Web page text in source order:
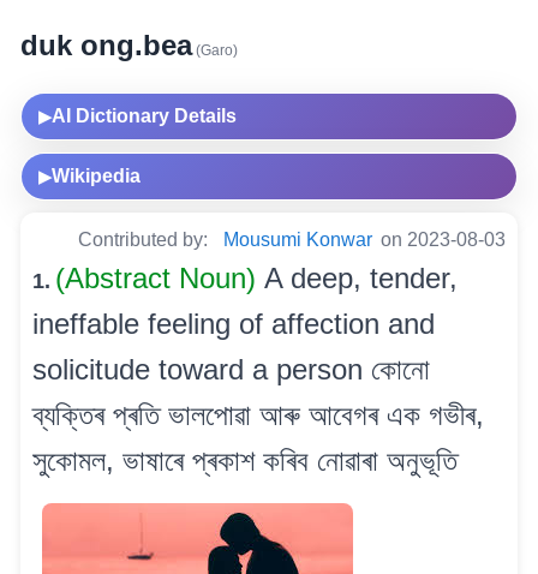
duk ong.bea(Garo)
▶AI Dictionary Details
▶Wikipedia
Contributed by: Mousumi Konwar on 2023-08-03
1. (Abstract Noun) A deep, tender,
ineffable feeling of affection and
solicitude toward a person কোনো
ব্যক্তিৰ প্ৰতি ভালপোৱা আৰু আবেগৰ এক গভীৰ,
সুকোমল, ভাষাৰে প্ৰকাশ কৰিব নোৱাৰা অনুভূতি